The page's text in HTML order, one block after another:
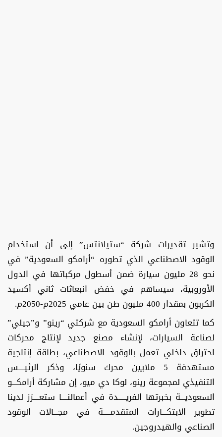
وتشير تقديرات شركة “ستيلانتس” إلى أن استخدام
الوقود الاصطناعي الذي تطوره “أرامكو السعودية” في
نحو 28 مليون سيارة ضمن أسطول مركباتها في الدول
الأوروبية، سيساهم في خفض انبعاثات ثاني أكسيد
الكربون بمقدار 400 مليون طن بين عامي 2025م-2050م.
كما تتعاون أرامكو السعودية مع شركتي “رينو” و”جيلي”
لصناعة السيارات، لإنشاء مصنع جديد لإنتاج محركات
احتراق داخلي تعمل بالوقود الاصطناعي، بطاقة إنتاجية
مستهدفة 5 ملايين محرك سنويًا، وذكر الرئيــــس
التنفيذي لمجموعة رينو، لوكا دي ميو، إن مشاركة أرامكـــو
السعوديـــة بخبرتها الفريـــــدة في أعمالنــــا ستعــــزز لدينا
تطوير الابتكـــارات المتقدمـــــة في مجـــالات الوقود
الصناعي والهيدروجين.